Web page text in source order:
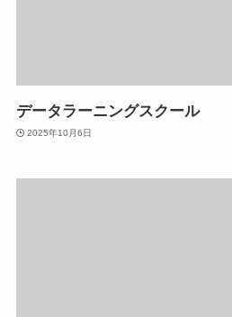
データラーニングスクール
2025年10月6日